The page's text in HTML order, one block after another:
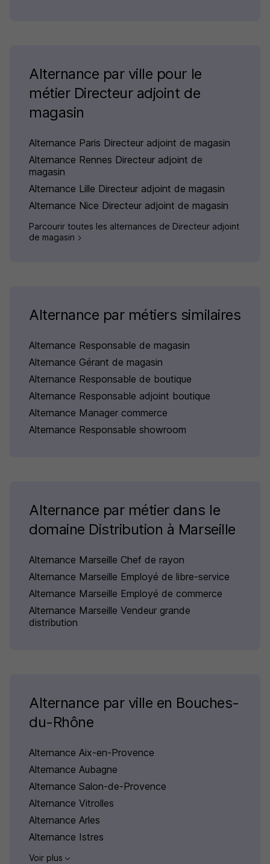
Alternance par ville pour le
métier Directeur adjoint de
magasin
Alternance Paris Directeur adjoint de magasin
Alternance Rennes Directeur adjoint de
magasin
Alternance Lille Directeur adjoint de magasin
Alternance Nice Directeur adjoint de magasin
Parcourir toutes les alternances de Directeur adjoint
de magasin
Alternance par métiers similaires
Alternance Responsable de magasin
Alternance Gérant de magasin
Alternance Responsable de boutique
Alternance Responsable adjoint boutique
Alternance Manager commerce
Alternance Responsable showroom
Alternance par métier dans le
domaine Distribution à Marseille
Alternance Marseille Chef de rayon
Alternance Marseille Employé de libre-service
Alternance Marseille Employé de commerce
Alternance Marseille Vendeur grande
distribution
Alternance par ville en Bouches-
du-Rhône
Alternance Aix-en-Provence
Alternance Aubagne
Alternance Salon-de-Provence
Alternance Vitrolles
Alternance Arles
Alternance Istres
Voir plus